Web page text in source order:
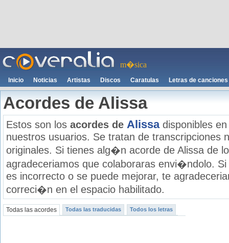
m�sica
Inicio Noticias Artistas Discos Caratulas Letras de canciones
Acordes de Alissa
Estos son los acordes de Alissadisponibles en
nuestros usuarios. Se tratan de transcripciones
originales. Si tienes alg�n acorde de Alissa de
agradeceriamos que colaboraras envi�ndolo.
es incorrecto o se puede mejorar, te
correci�n en el espacio habilitado.
Todas las acordes Todas las traducidas Todos los letras